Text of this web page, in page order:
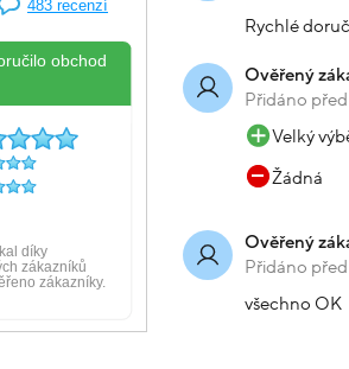
Rychlé
Ověřený
Přidáno
Velký
Žádná
Ověřený
Přidáno před
všechno OK